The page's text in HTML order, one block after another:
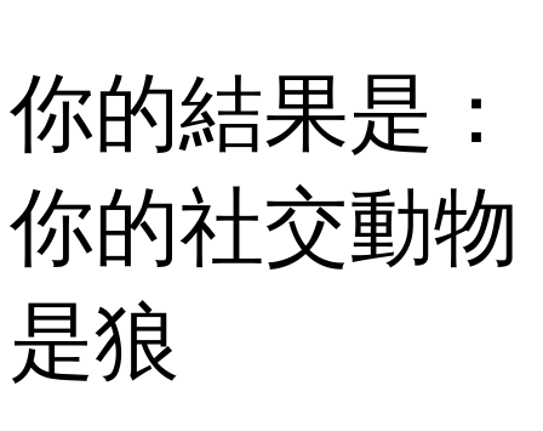
你的結果是：
你的社交動物
是狼